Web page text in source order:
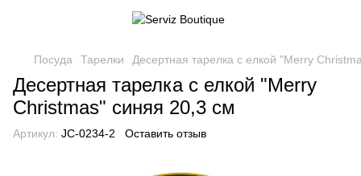
Посуда Тарелки Десертная тарелка с елкой "Merry
Десертная тарелка с елкой "Merry
Christmas" синяя 20,3 см
Артикул: JC-0234-2 Оставить отзыв